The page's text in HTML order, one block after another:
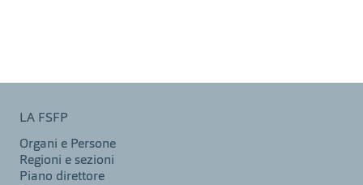
LA FSFP
Organi e Persone
Regioni e sezioni
Piano direttore